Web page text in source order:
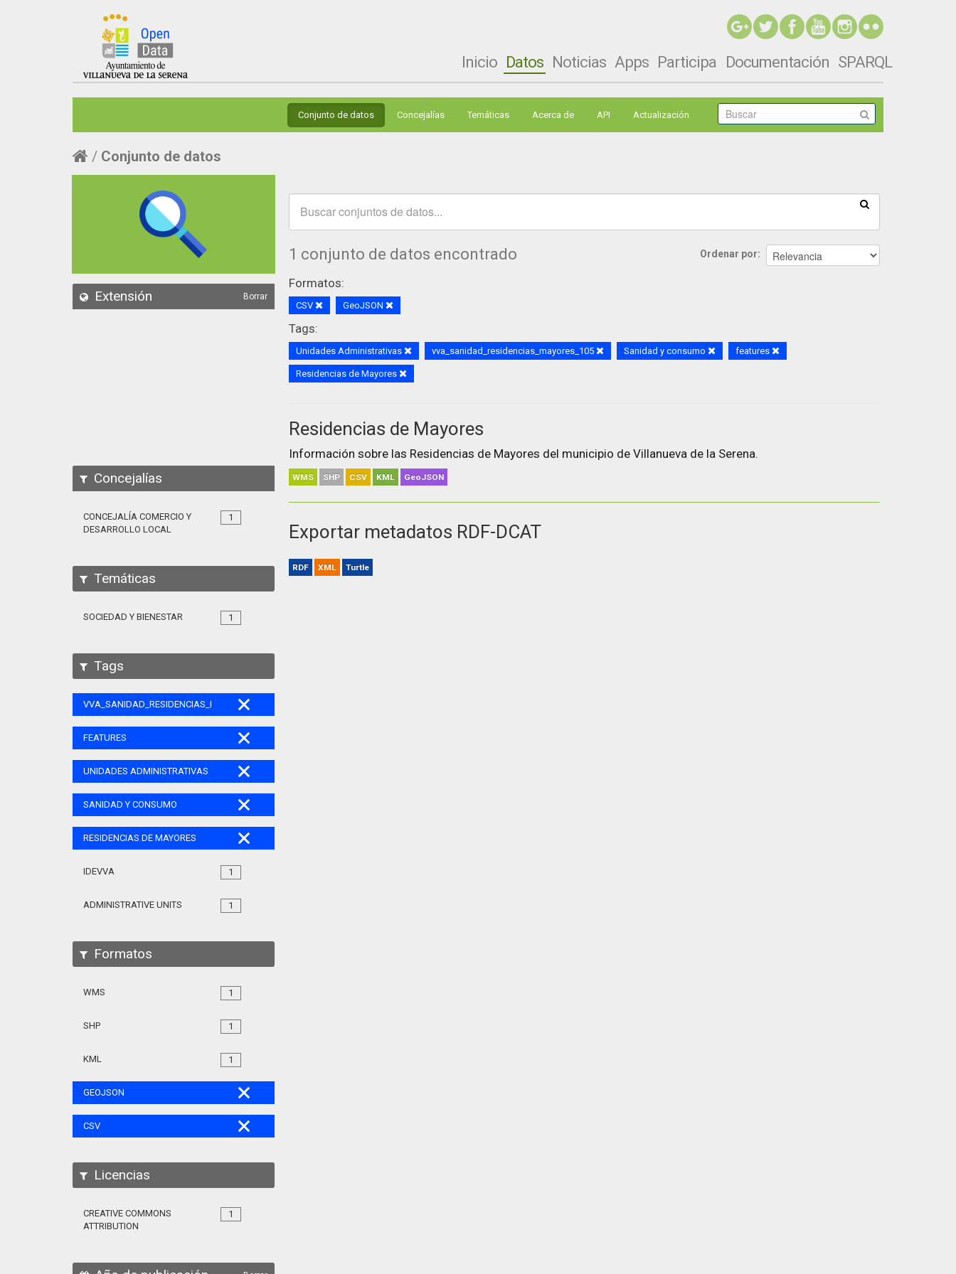
Inicio Datos Noticias Apps Participa Documentación SPARQL
Conjunto de datos Concejalías Temáticas Acerca de API Actualización
Conjunto de datos
Extensión Borrar
Concejalías
1
CONCEJALÍA COMERCIO Y
DESARROLLO LOCAL
Temáticas
1
SOCIEDAD Y BIENESTAR
Tags
VVA_SANIDAD_RESIDENCIAS_MAYORES_105
FEATURES
UNIDADES ADMINISTRATIVAS
SANIDAD Y CONSUMO
RESIDENCIAS DE MAYORES
1
IDEVVA
1
ADMINISTRATIVE UNITS
Formatos
1
WMS
1
SHP
1
KML
GEOJSON
CSV
Licencias
1
CREATIVE COMMONS
ATTRIBUTION
Ordenar por
1 conjunto de datos encontrado
Formatos:
CSV GeoJSON
Tags:
Unidades Administrativas vva_sanidad_residencias_mayores_105 Sanidad y consumo features
Residencias de Mayores
Residencias de Mayores
Información sobre las Residencias de Mayores del municipio de Villanueva de la Serena.
WMS SHP CSV KML GeoJSON
Exportar metadatos RDF-DCAT
RDF XML Turtle